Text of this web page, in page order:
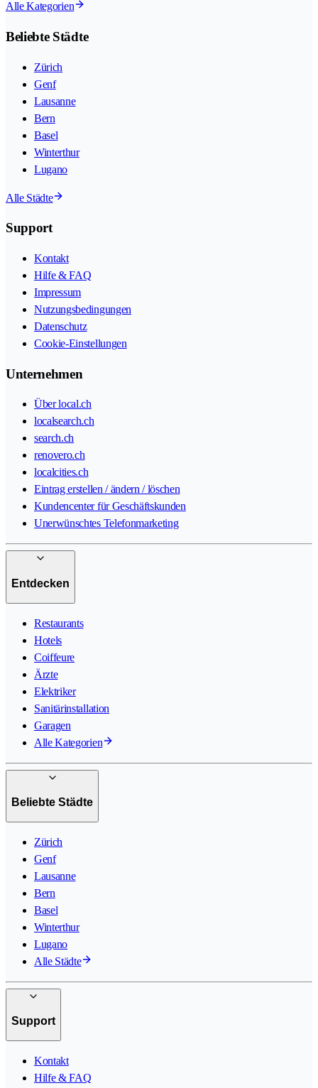
Alle Kategorien
Beliebte Städte
Zürich
Genf
Lausanne
Bern
Basel
Winterthur
Lugano
Alle Städte
Support
Kontakt
Hilfe & FAQ
Impressum
Nutzungsbedingungen
Datenschutz
Cookie-Einstellungen
Unternehmen
Über local.ch
localsearch.ch
search.ch
renovero.ch
localcities.ch
Eintrag erstellen / ändern / löschen
Kundencenter für Geschäftskunden
Unerwünschtes Telefonmarketing
Entdecken
Restaurants
Hotels
Coiffeure
Ärzte
Elektriker
Sanitärinstallation
Garagen
Alle Kategorien
Beliebte Städte
Zürich
Genf
Lausanne
Bern
Basel
Winterthur
Lugano
Alle Städte
Support
Kontakt
Hilfe & FAQ